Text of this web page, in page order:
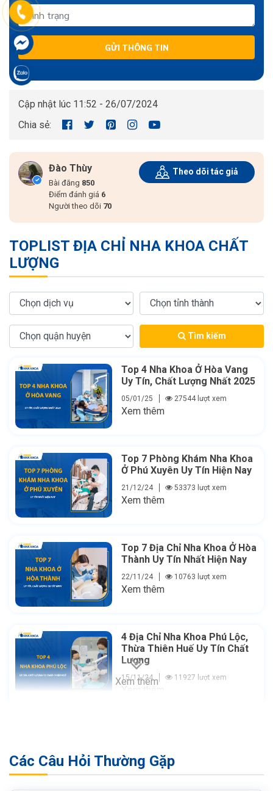
GỬI THÔNG TIN
Cập nhật lúc 11:52 - 26/07/2024
Chia sẻ:
Đào Thùy
Bài đăng 850
Điểm đánh giá 6
Người theo dõi 70
Theo dõi tác giả
TOPLIST ĐỊA CHỈ NHA KHOA CHẤT
LƯỢNG
Tìm kiếm
Top 4 Nha Khoa Ở Hòa Vang
Uy Tín, Chất Lượng Nhất 2025
05/01/25 27544 lượt xem
Xem thêm
Top 7 Phòng Khám Nha Khoa
Ở Phú Xuyên Uy Tín Hiện Nay
21/12/24 53373 lượt xem
Xem thêm
Top 7 Địa Chỉ Nha Khoa Ở Hòa
Thành Uy Tín Nhất Hiện Nay
22/11/24 10763 lượt xem
Xem thêm
4 Địa Chỉ Nha Khoa Phú Lộc,
Thừa Thiên Huế Uy Tín Chất
Lượng
15/11/24 11927 lượt xem
Xem thêm
Xem thêm
Các Câu Hỏi Thường Gặp